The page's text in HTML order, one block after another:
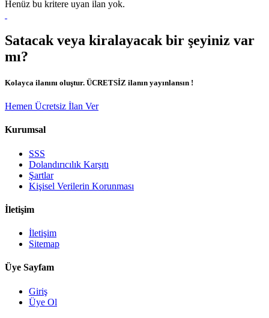
Henüz bu kritere uyan ilan yok.
Satacak veya kiralayacak bir şeyiniz var
mı?
Kolayca ilanını oluştur. ÜCRETSİZ ilanın yayınlansın !
Hemen Ücretsiz İlan Ver
Kurumsal
SSS
Dolandırıcılık Karşıtı
Şartlar
Kişisel Verilerin Korunması
İletişim
İletişim
Sitemap
Üye Sayfam
Giriş
Üye Ol